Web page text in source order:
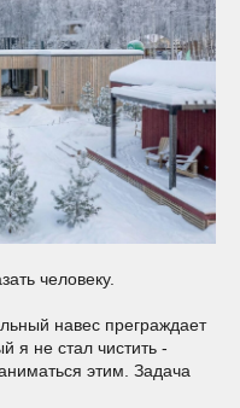
человеку.
навес преграждает
я не стал чистить -
этим. Задача